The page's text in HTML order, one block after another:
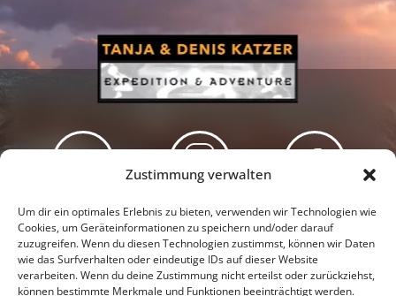
Zustimmung verwalten
Um dir ein optimales Erlebnis zu bieten, verwenden wir Technologien wie
Cookies, um Geräteinformationen zu speichern und/oder darauf
zuzugreifen. Wenn du diesen Technologien zustimmst, können wir Daten
wie das Surfverhalten oder eindeutige IDs auf dieser Website
verarbeiten. Wenn du deine Zustimmung nicht erteilst oder zurückziehst,
können bestimmte Merkmale und Funktionen beeinträchtigt werden.
Newsletter Podcast Facebook